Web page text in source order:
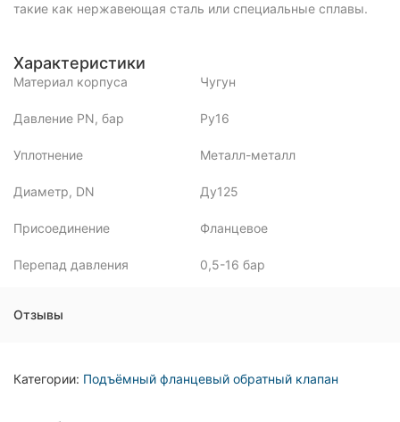
такие как нержавеющая сталь или специальные сплавы.
Характеристики
Материал корпуса Чугун
Давление PN, бар Ру16
Уплотнение Металл-металл
Диаметр, DN Ду125
Присоединение Фланцевое
Перепад давления 0,5-16 бар
Отзывы
Категории: Подъёмный фланцевый обратный клапан